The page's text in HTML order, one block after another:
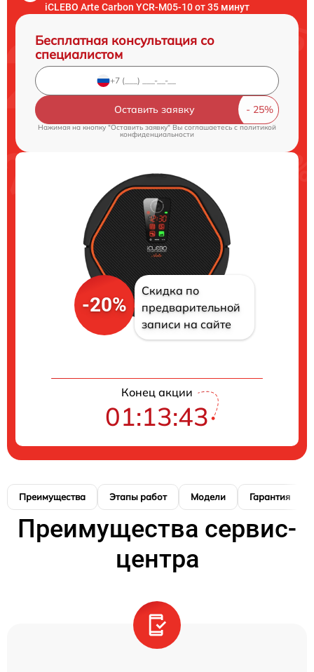
iCLEBO Arte Carbon YCR-M05-10 от 35 минут
Бесплатная консультация со
специалистом
Оставить заявку
Нажимая на кнопку "Оставить заявку" Вы соглашаетесь cполитикой
конфиденциальности
-20%
Скидка по
предварительной
записи на сайте
Конец акции
01:13:42
Преимущества Этапы работ Модели Гарантия
Преимущества сервис-
центра